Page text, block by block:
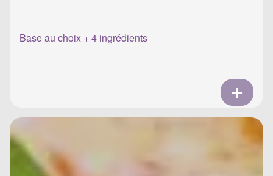
Base au choix + 4 ingrédients